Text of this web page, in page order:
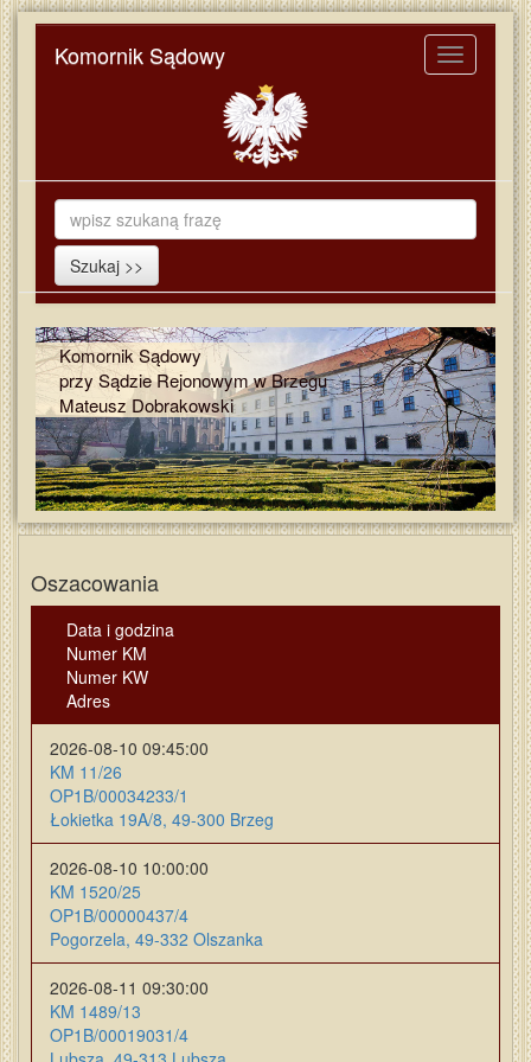
Toggle
navigation
Komornik Sądowy
Komornik Sądowy
przy Sądzie Rejonowym w Brzegu
Mateusz Dobrakowski
Oszacowania
Data i godzina
Numer KM
Numer KW
Adres
2026-08-10 09:45:00
KM 11/26
OP1B/00034233/1
Łokietka 19A/8, 49-300 Brzeg
2026-08-10 10:00:00
KM 1520/25
OP1B/00000437/4
Pogorzela, 49-332 Olszanka
2026-08-11 09:30:00
KM 1489/13
OP1B/00019031/4